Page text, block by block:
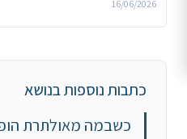
16/06/2026
כתבות נוספות בנושא
כשבמה מאולתרת